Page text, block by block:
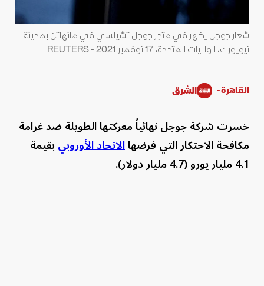
شعار جوجل يظهر في متجر جوجل تشيلسي في مانهاتن بمدينة
نيويورك، الولايات المتحدة، 17 نوفمبر 2021 - REUTERS
القاهرة - الشرق
خسرت شركة جوجل نهائياً معركتها الطويلة ضد غرامة
مكافحة الاحتكار التي فرضهاالاتحاد الأوروبيبقيمة
4.1 مليار يورو (4.7 مليار دولار).